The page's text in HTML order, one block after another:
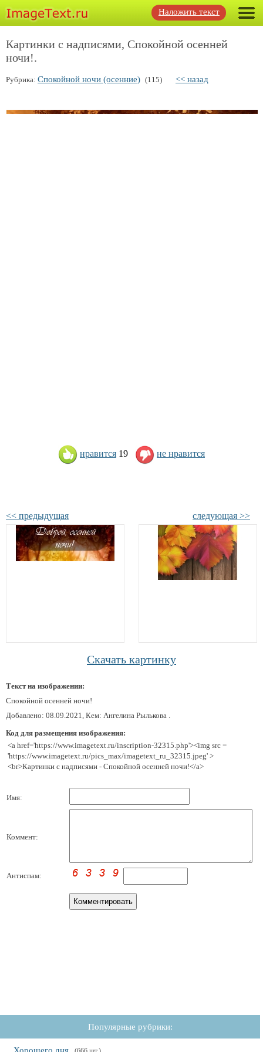
Наложить текст
Картинки с надписями, Спокойной осенней
ночи!.
Рубрика: Спокойной ночи (осенние) (115) << назад
нравится 19 не нравится
<< предыдущая следующая >>
Скачать картинку
Текст на изображении:
Спокойной осенней ночи!
Добавлено: 08.09.2021, Кем: Ангелина Рылькова .
Код для размещения изображения:
<a href='https://www.imagetext.ru/inscription-32315.php'><img src =
'https://www.imagetext.ru/pics_max/imagetext_ru_32315.jpeg' >
<br>Картинки с надписями - Спокойной осенней ночи!</a>
Имя:
Коммент:
Антиспам:
Популярные рубрики: